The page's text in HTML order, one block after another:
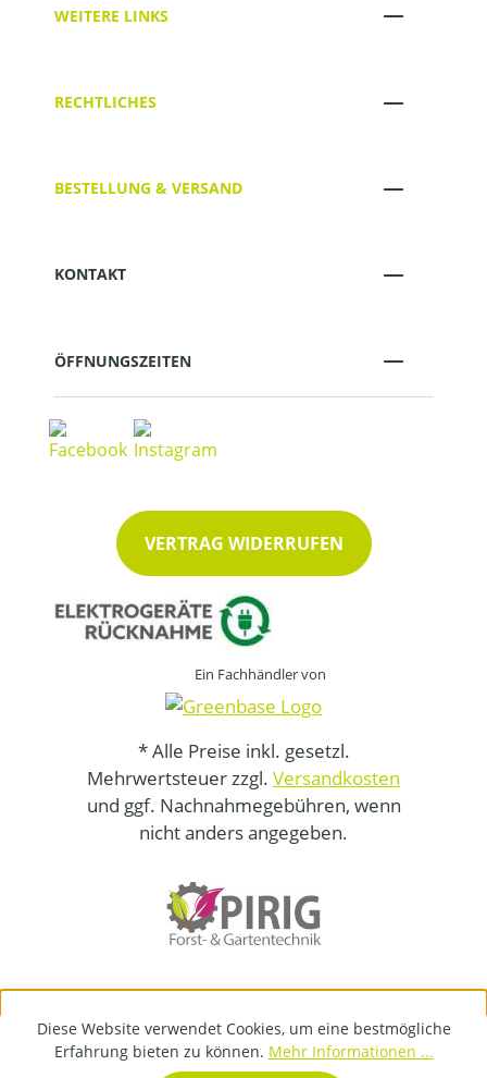
WEITERE LINKS
RECHTLICHES
BESTELLUNG & VERSAND
KONTAKT
ÖFFNUNGSZEITEN
VERTRAG WIDERRUFEN
Ein Fachhändler von
* Alle Preise inkl. gesetzl.
Mehrwertsteuer zzgl. Versandkosten
und ggf. Nachnahmegebühren, wenn
nicht anders angegeben.
Diese Website verwendet Cookies, um eine bestmögliche
Erfahrung bieten zu können. Mehr Informationen ...